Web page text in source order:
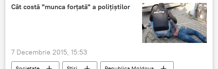
Consultări
Diacov Formarea alianţei
Cât costă "munca forţată" a poliţiştilor
7 Decembrie 2015, 15:53